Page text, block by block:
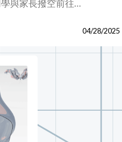
家長撥空前往…
04/28/2025